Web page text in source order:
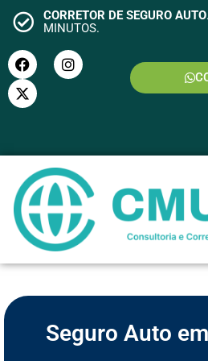
CORRETOR DE SEGURO AUTO
MINUTOS.
SEGURO M
Seguro Auto